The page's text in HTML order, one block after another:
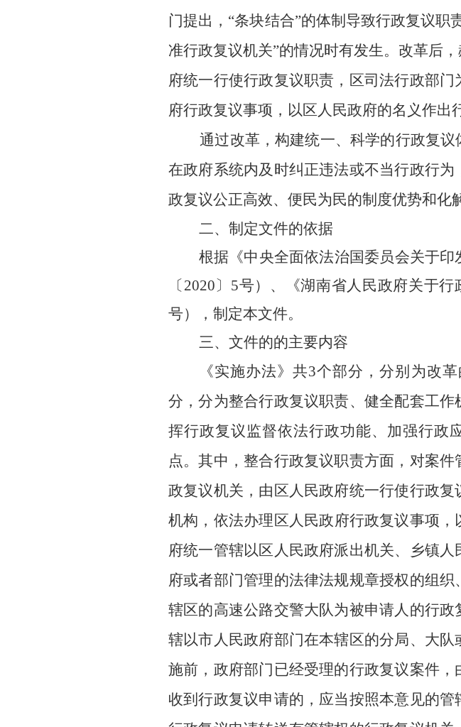
门提出， “条块结合”的体制导致行政复议职
准行政复议机关”的情况时有发生。改革后，
府统一行使行政复议职责， 区司法行政部门
府行政复议事项，以区人民政府的名义作出
通过改革，构建统一、科学的行政复议
在政府系统内及时纠正违法或不当行政行
政复议公正高效、便民为民的制度优势和化
二、制定文件的依据
根据 《中央全面依法治国委员会关于印
〔 2020〕 5号）、《湖南省人民政府关于行
号） ，制定本文件。
三、文件的的主要内容
《实施办法》共3个部分，分别为改
分，分为整合行政复议职责、健全配套工
挥行政复议监督依法行政功能、加强行政
点。其中，整合行政复议职责方面， 对案件
政复议机关，由 区人民政府统一行使行政复
机构， 依法办理区人民政府行政复议事项，
府统一管辖以区人民政府派出机关、乡镇
府或者部门管理的法律法规规章授权的组
辖区的高速公路交警大队为被申请人的行
辖以市人民政府部门在本辖区的分局、大
施前，政府部门已经受理的行政复议案件
收到行政复议申请的，应当按照本意见的